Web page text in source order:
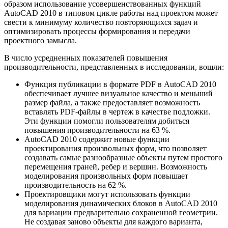
образом использование усовершенствованных функций
AutoCAD 2010 в типовом цикле работы над проектом может
свести к минимуму количество повторяющихся задач и
оптимизировать процессы формирования и передачи
проектного замысла.
В число усредненных показателей повышения
производительности, представленных в исследовании, вошли:
Функция публикации в формате PDF в AutoCAD 2010
обеспечивает лучшее визуальное качество и меньший
размер файла, а также предоставляет возможность
вставлять PDF-файлы в чертеж в качестве подложки.
Эти функции помогли пользователям добиться
повышения производительности на 63 %.
AutoCAD 2010 содержит новые функции
проектирования произвольных форм, что позволяет
создавать самые разнообразные объекты путем простого
перемещения граней, ребер и вершин. Возможность
моделирования произвольных форм повышает
производительность на 62 %.
Проектировщики могут использовать функции
моделирования динамических блоков в AutoCAD 2010
для вариации предварительно сохраненной геометрии.
Не создавая заново объекты для каждого варианта,